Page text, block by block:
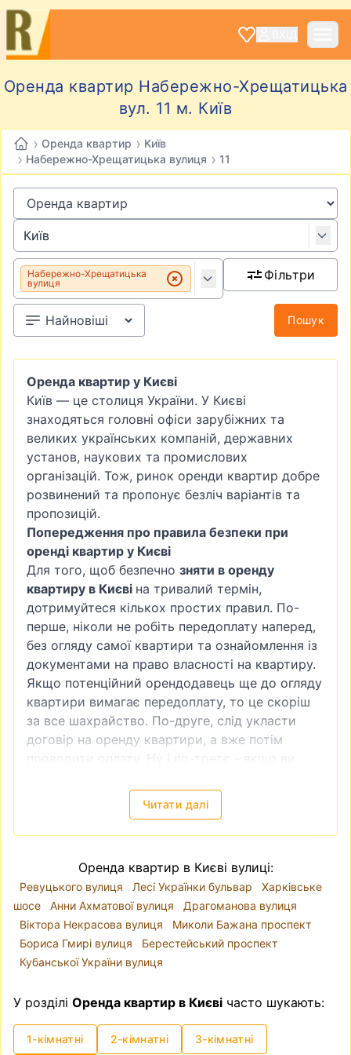
Оренда квартир Набережно-Хрещатицька
вул. 11 м. Київ
› Оренда квартир › Київ
› Набережно-Хрещатицька вулиця › 11
Набережно-Хрещатицька
вулиця
Фільтри
Пошук
Оренда квартир у Києві
Київ — це столиця України. У Києві
знаходяться головні офіси зарубіжних та
великих українських компаній, державних
установ, наукових та промислових
організацій. Тож, ринок оренди квартир добре
розвинений та пропонує безліч варіантів та
пропозицій.
Попередження про правила безпеки при
оренді квартир у Києві
Для того, щоб безпечно зняти в оренду
квартиру в Києві на тривалий термін,
дотримуйтеся кількох простих правил. По-
перше, ніколи не робіть передоплату наперед,
без огляду самої квартири та ознайомлення із
документами на право власності на квартиру.
Якщо потенційний орендодавець ще до огляду
квартири вимагає передоплату, то це скоріш
за все шахрайство. По-друге, слід укласти
договір на оренду квартири, а вже потім
проводити оплату. Ну і по-третє - якщо ви
то це теж зазвичай ознака шахрайства.
Зняти квартиру в Києві—локація, ціни
Київ поділений на десять районів. Річка Дніпро
Оболонський, Печерський, Подільський,
Святошинський, Солом'янський і
Шевченківський знаходяться на правому
березі, а Дарницький, Деснянський і
Дніпровський - на лівому. Проте, коли йде
мова про вибір локації для оренди квартири,
адміністративні райони часто включають у
себе різні за класом та комфортом для
проживання варіанти квартир. Для прикладу,
Читати далі
Оренда квартир в Києві вулиці:
Ревуцького вулиця Лесі Українки бульвар
Харківське
шосе
Анни Ахматової вулиця
Драгоманова вулиця
Віктора Некрасова вулиця
Миколи Бажана проспект
Бориса Гмирі вулиця
Берестейський проспект
Кубанської України вулиця
У розділі Оренда квартир в Києві часто шукають:
1-кімнатні 2-кімнатні 3-кімнатні